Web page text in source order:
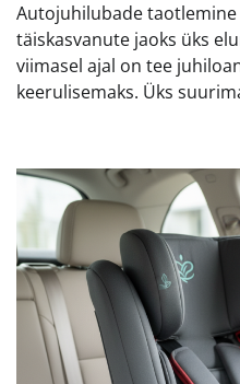
Autojuhilubade
täiskasvanute jaoks üks
viimasel ajal on tee
keerulisemaks. Üks